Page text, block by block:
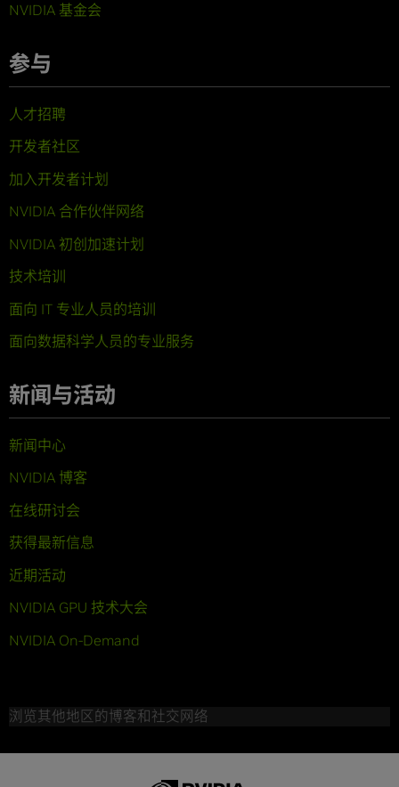
NVIDIA 基金会
参与
人才招聘
开发者社区
加入开发者计划
NVIDIA 合作伙伴网络
NVIDIA 初创加速计划
技术培训
面向 IT 专业人员的培训
面向数据科学人员的专业服务
新闻与活动
新闻中心
NVIDIA 博客
在线研讨会
获得最新信息
近期活动
NVIDIA GPU 技术大会
NVIDIA On-Demand
浏览其他地区的博客和社交网络